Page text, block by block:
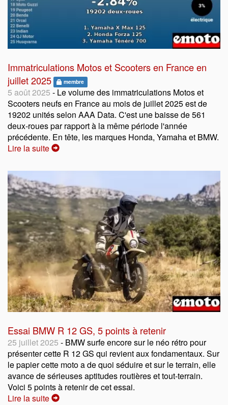
Immatriculations Motos et Scooters en France en
juillet 2025
membre
5 août 2025 - Le volume des immatriculations Motos et
Scooters neufs en France au mois de juillet 2025 est de
19202 unités selon AAA Data. C'est une baisse de 561
deux-roues par rapport à la même période l'année
précédente. En tête, les marques Honda, Yamaha et BMW.
Lire la suite
Essai BMW R 12 GS, 5 points à retenir
25 juillet 2025 - BMW surfe encore sur le néo rétro pour
présenter cette R 12 GS qui revient aux fondamentaux. Sur
le papier cette moto a de quoi séduire et sur le terrain, elle
avance de sérieuses aptitudes routières et tout-terrain.
Voici 5 points à retenir de cet essai.
Lire la suite